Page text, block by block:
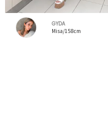
GYDA
Misa/158cm